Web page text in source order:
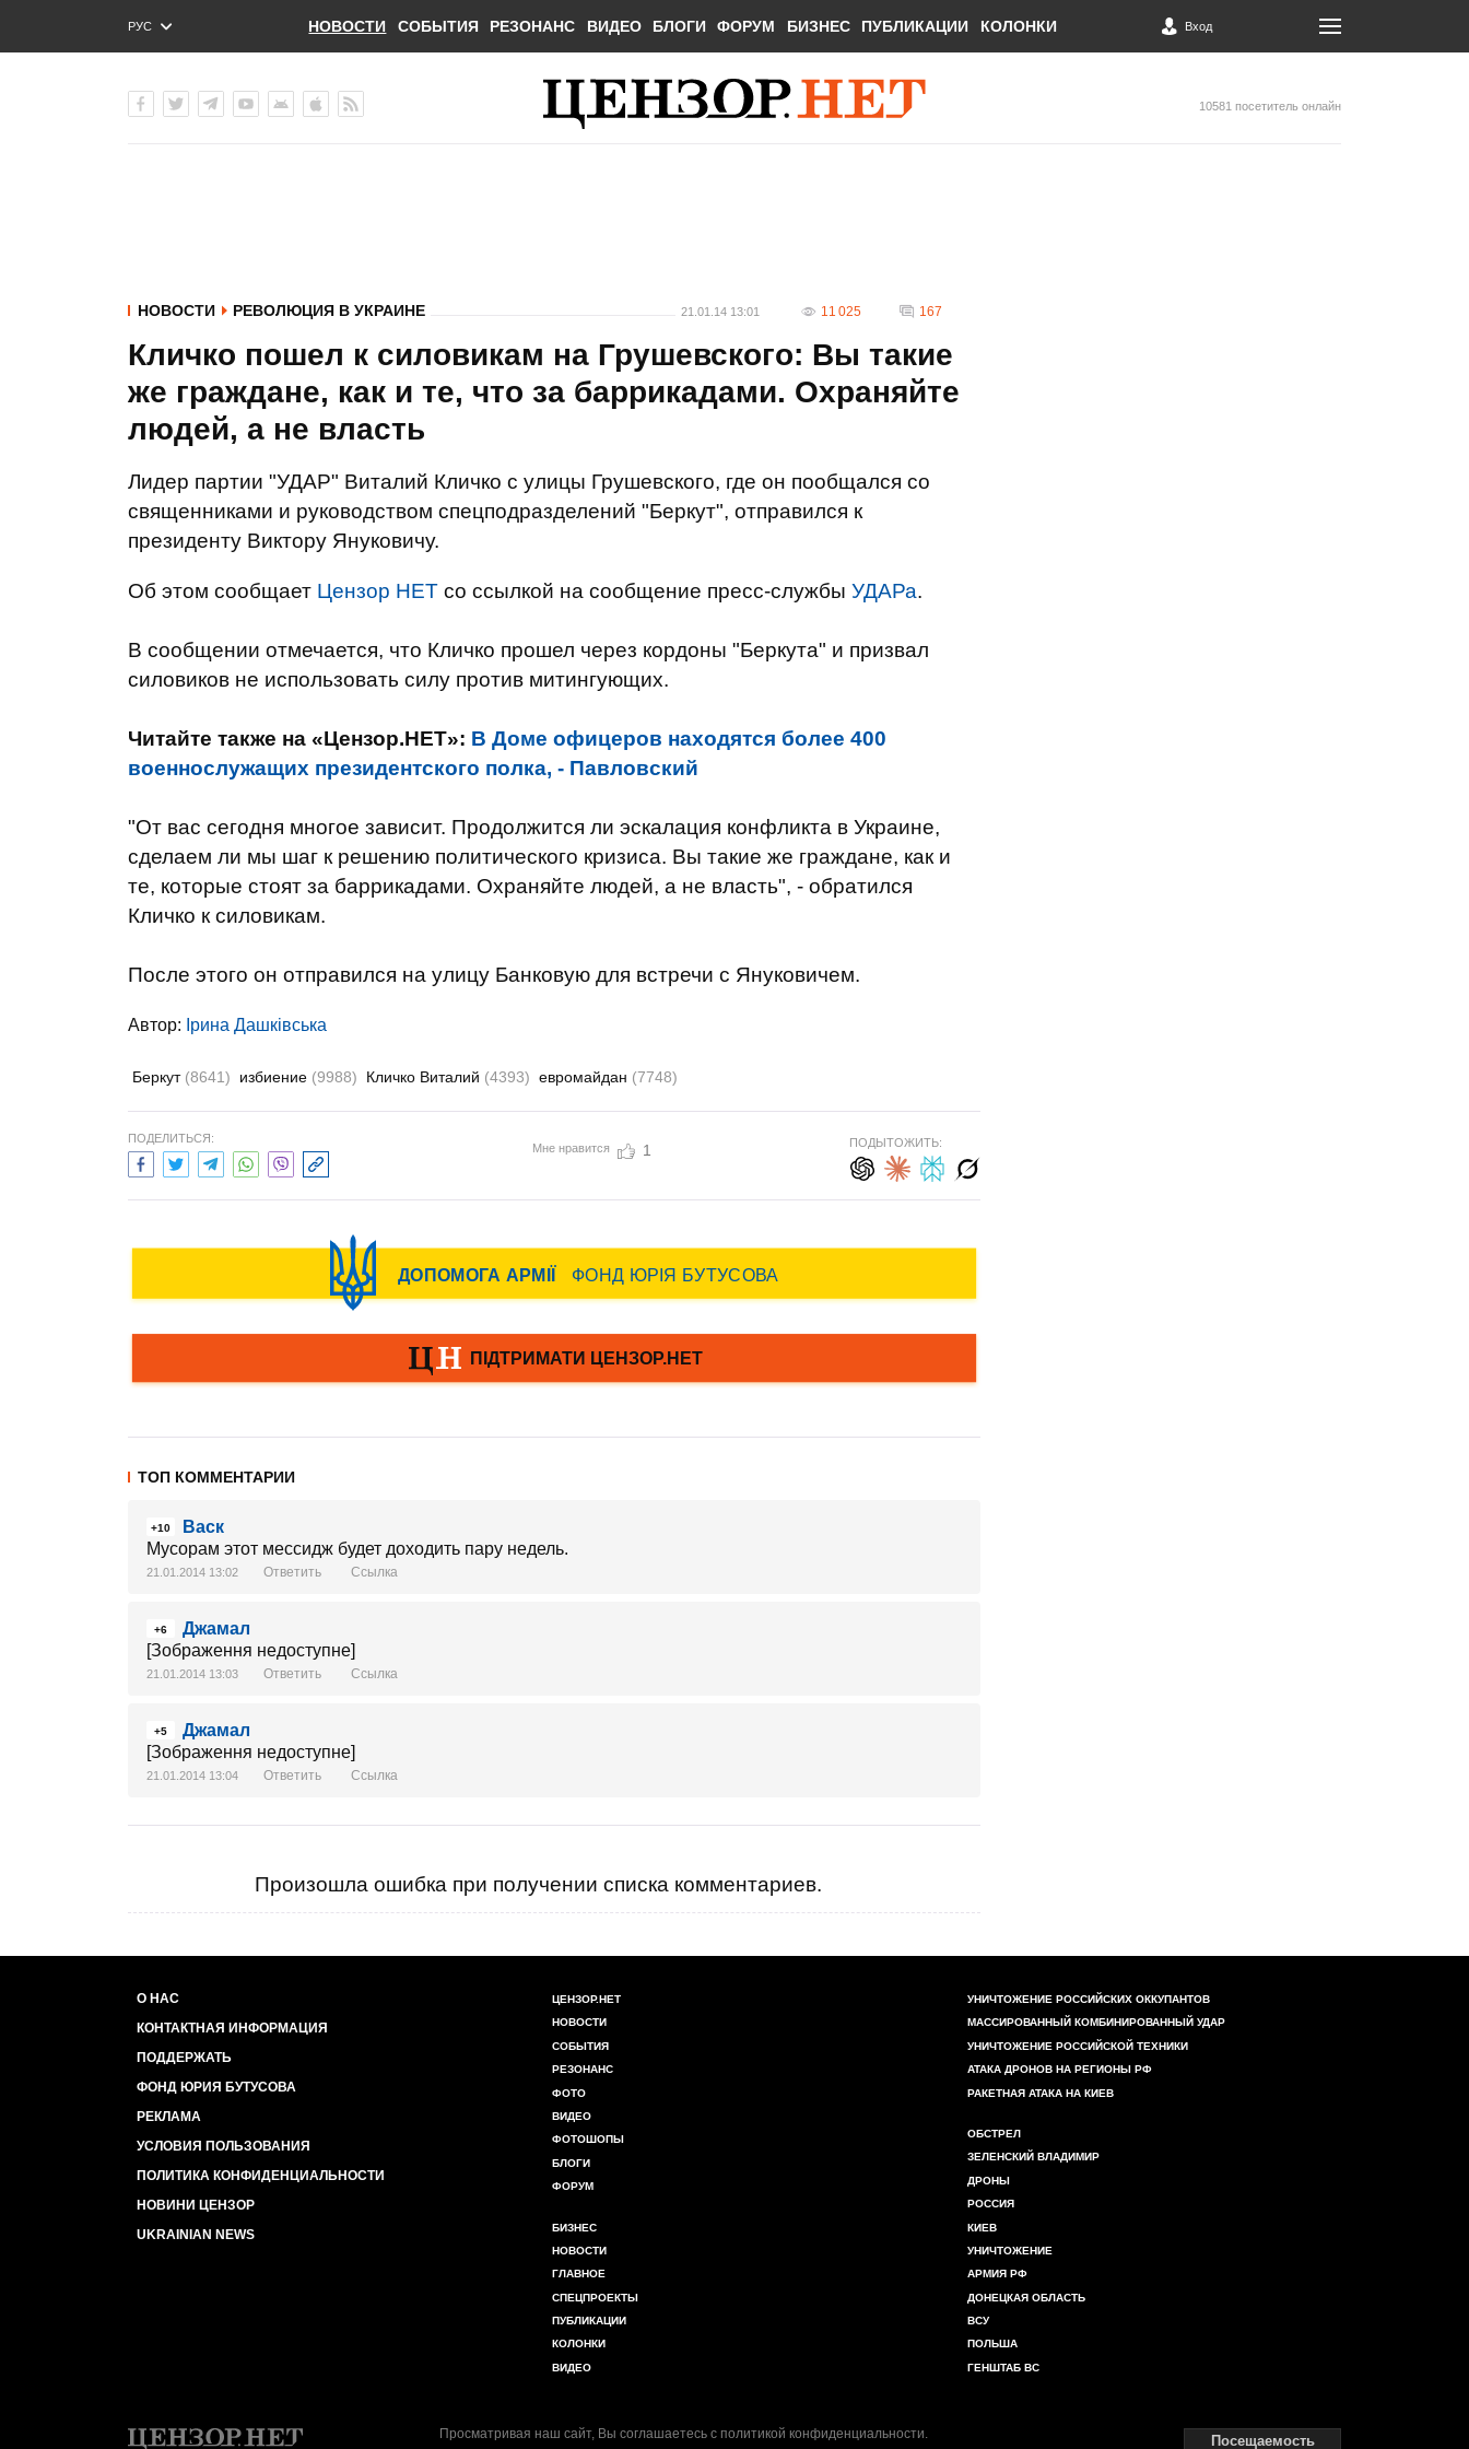
РУС
ENG
НОВОСТИ СОБЫТИЯ РЕЗОНАНС ВИДЕО БЛОГИ ФОРУМ БИЗНЕС ПУБЛИКАЦИИ КОЛОНКИ Вход
10581 посетитель онлайн
НОВОСТИ РЕВОЛЮЦИЯ В УКРАИНЕ 21.01.14 13:01 11 025 167
Кличко пошел к силовикам на Грушевского: Вы такие
же граждане, как и те, что за баррикадами. Охраняйте
людей, а не власть
Лидер партии "УДАР" Виталий Кличко с улицы Грушевского, где он пообщался со
священниками и руководством спецподразделений "Беркут", отправился к
президенту Виктору Януковичу.
Об этом сообщает Цензор НЕТ со ссылкой на сообщение пресс-службы УДАРа.
В сообщении отмечается, что Кличко прошел через кордоны "Беркута" и призвал
силовиков не использовать силу против митингующих.
Читайте также на «Цензор.НЕТ»: В Доме офицеров находятся более 400
военнослужащих президентского полка, - Павловский
"От вас сегодня многое зависит. Продолжится ли эскалация конфликта в Украине,
сделаем ли мы шаг к решению политического кризиса. Вы такие же граждане, как и
те, которые стоят за баррикадами. Охраняйте людей, а не власть", - обратился
Кличко к силовикам.
После этого он отправился на улицу Банковую для встречи с Януковичем.
Автор: Ірина Дашківська
Беркут (8641) избиение (9988) Кличко Виталий (4393) евромайдан (7748)
ПОДЕЛИТЬСЯ:
Мне нравится 1 ПОДЫТОЖИТЬ:
ТОП КОММЕНТАРИИ
+10
Васк
Мусорам этот мессидж будет доходить пару недель.
21.01.2014 13:02 Ответить Ссылка
+6
Джамал
[Зображення недоступне]
21.01.2014 13:03 Ответить Ссылка
+5
Джамал
[Зображення недоступне]
21.01.2014 13:04 Ответить Ссылка
Произошла ошибка при получении списка комментариев.
О НАС
КОНТАКТНАЯ ИНФОРМАЦИЯ
ПОДДЕРЖАТЬ
ФОНД ЮРИЯ БУТУСОВА
РЕКЛАМА
УСЛОВИЯ ПОЛЬЗОВАНИЯ
ПОЛИТИКА КОНФИДЕНЦИАЛЬНОСТИ
НОВИНИ ЦЕНЗОР
UKRAINIAN NEWS
ЦЕНЗОР.НЕТ
НОВОСТИ
СОБЫТИЯ
РЕЗОНАНС
ФОТО
ВИДЕО
ФОТОШОПЫ
БЛОГИ
ФОРУМ
БИЗНЕС
НОВОСТИ
ГЛАВНОЕ
СПЕЦПРОЕКТЫ
ПУБЛИКАЦИИ
КОЛОНКИ
ВИДЕО
УНИЧТОЖЕНИЕ РОССИЙСКИХ ОККУПАНТОВ
МАССИРОВАННЫЙ КОМБИНИРОВАННЫЙ УДАР
УНИЧТОЖЕНИЕ РОССИЙСКОЙ ТЕХНИКИ
АТАКА ДРОНОВ НА РЕГИОНЫ РФ
РАКЕТНАЯ АТАКА НА КИЕВ
ОБСТРЕЛ
ЗЕЛЕНСКИЙ ВЛАДИМИР
ДРОНЫ
РОССИЯ
КИЕВ
УНИЧТОЖЕНИЕ
АРМИЯ РФ
ДОНЕЦКАЯ ОБЛАСТЬ
ВСУ
ПОЛЬША
ГЕНШТАБ ВС
Просматривая наш сайт, Вы соглашаетесь с политикой конфиденциальности. Посещаемость